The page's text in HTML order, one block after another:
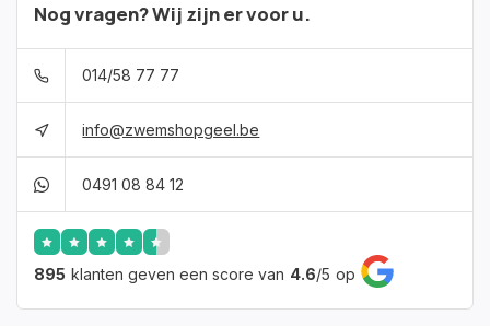
Nog vragen? Wij zijn er voor u.
014/58 77 77
info@zwemshopgeel.be
0491 08 84 12
895 klanten geven een score van 4.6/5 op